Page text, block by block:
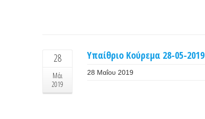
28
Μάι
2019
Υπαίθριο Κούρεμα 28-05-2019
28 Μαΐου 2019